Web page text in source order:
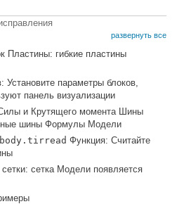
развернуть все
Пластины: гибкие пластины
Установите параметры блоков,
панель визуализации
и Крутящего момента Шины
шины Формулы Модели
Функция: Считайте
сетка Модели появляется